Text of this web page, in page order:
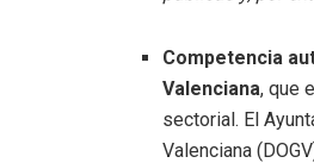
Competencia
Valenciana, que
sectorial. El
Valenciana